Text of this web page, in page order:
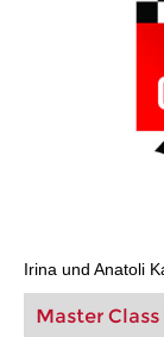
Irina und Anatoli
Master